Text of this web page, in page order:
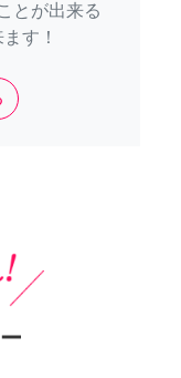
とが出来る
す！